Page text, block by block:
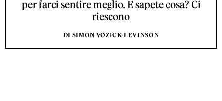
per farci sentire meglio. E sapete cosa? Ci
riescono
DI SIMON VOZICK-LEVINSON